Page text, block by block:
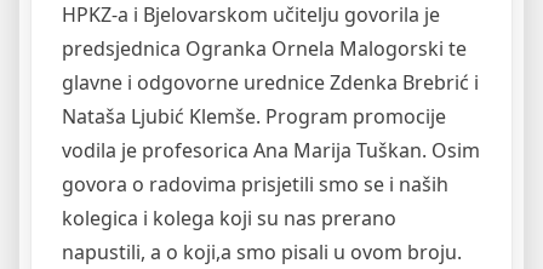
HPKZ-a i Bjelovarskom učitelju govorila je
predsjednica Ogranka Ornela Malogorski te
glavne i odgovorne urednice Zdenka Brebrić i
Nataša Ljubić Klemše. Program promocije
vodila je profesorica Ana Marija Tuškan. Osim
govora o radovima prisjetili smo se i naših
kolegica i kolega koji su nas prerano
napustili, a o koji,a smo pisali u ovom broju.